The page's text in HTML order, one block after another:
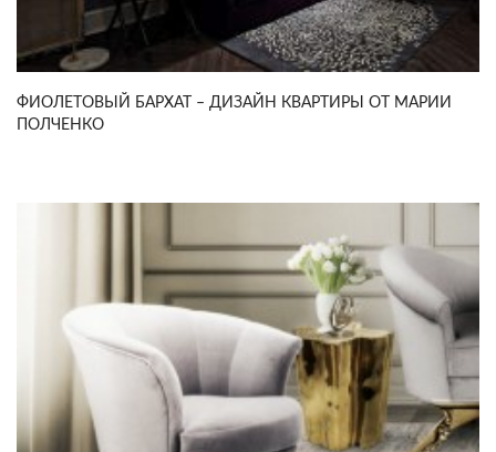
ФИОЛЕТОВЫЙ БАРХАТ – ДИЗАЙН КВАРТИРЫ ОТ МАРИИ
ПОЛЧЕНКО